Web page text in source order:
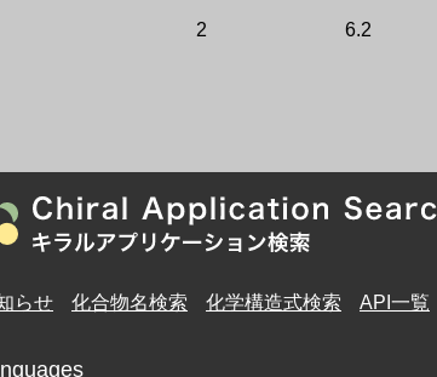
2
6.2
らせ 化合物名検索 化学構造式検索 API一覧